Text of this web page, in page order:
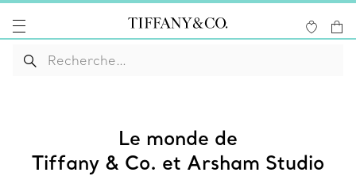
Le monde de
Tiffany & Co. et Arsham Studio